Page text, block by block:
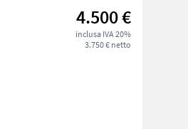
4.500 €
inclusa IVA 20%
3.750 € netto